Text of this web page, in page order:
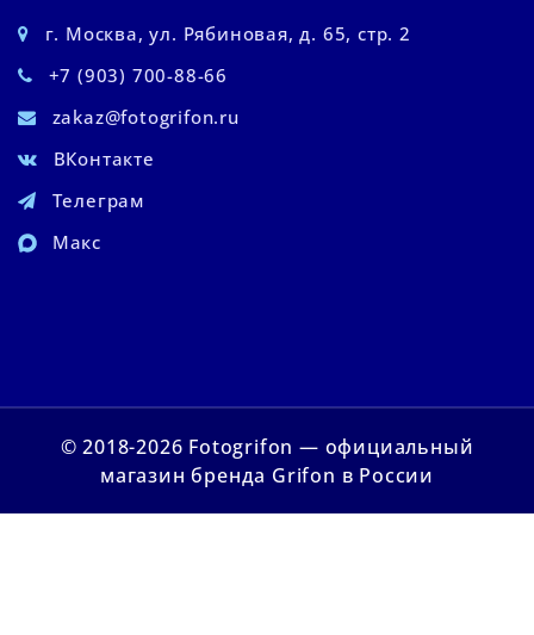
г. Москва, ул. Рябиновая, д. 65, стр. 2
+7 (903) 700-88-66
zakaz@fotogrifon.ru
ВКонтакте
Телеграм
Макс
© 2018-2026 Fotogrifon — официальный
магазин бренда Grifon в России